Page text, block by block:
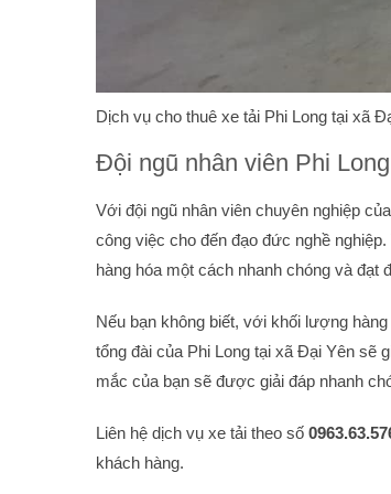
Dịch vụ cho thuê xe tải Phi Long tại xã
Đội ngũ nhân viên Phi
Với đội ngũ nhân viên chuyên nghiệp
công việc cho đến đạo đức nghề
hàng hóa một cách nhanh chóng và đạt
Nếu bạn không biết, với khối lượng
tổng đài của Phi Long tại xã Đại Yên sẽ
mắc của bạn sẽ được giải đáp nhanh
Liên hệ dịch vụ xe tải theo số
khách hàng.